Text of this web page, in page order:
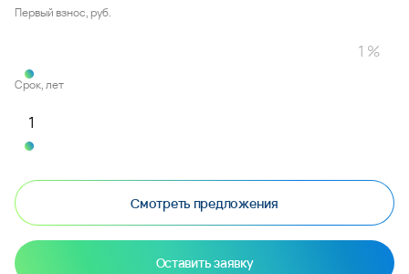
Первый взнос, руб.
Срок, лет
Смотреть предложения
Оставить заявку